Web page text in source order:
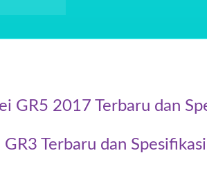
GR5 2017 Terbaru dan
GR3 Terbaru dan